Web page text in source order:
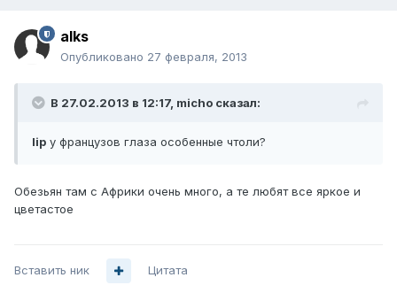
alks
Опубликовано 27 февраля, 2013
В 27.02.2013 в 12:17, micho сказал:
lip у французов глаза особенные чтоли?
Обезьян там с Африки очень много, а те любят все яркое и
цветастое
Вставить ник Цитата